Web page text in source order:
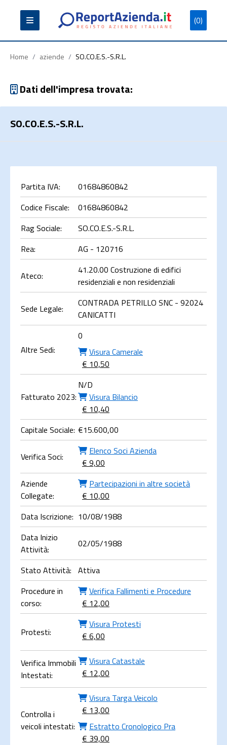
(0)
Partita
Iva
Codice
Fiscale
Ragione
Sociale
Cerca
Home / aziende / SO.CO.E.S.-S.R.L.
Dati dell'impresa trovata:
SO.CO.E.S.-S.R.L.
Partita IVA:
01684860842
Codice Fiscale:
01684860842
Rag Sociale:
SO.CO.E.S.-S.R.L.
Rea:
AG - 120716
Ateco:
41.20.00 Costruzione di edifici
residenziali e non residenziali
Sede Legale:
CONTRADA PETRILLO SNC - 92024
CANICATTI
Altre Sedi:
0
Visura Camerale
€ 10,50
Fatturato 2023:
N/D
Visura Bilancio
€ 10,40
Capitale Sociale: €15.600,00
Verifica Soci:
Elenco Soci Azienda
€ 9,00
Aziende
Collegate:
Partecipazioni in altre società
€ 10,00
Data Iscrizione: 10/08/1988
Data Inizio
Attività:
02/05/1988
Stato Attività: Attiva
Procedure in
corso:
Verifica Fallimenti e Procedure
€ 12,00
Protesti:
Visura Protesti
€ 6,00
Verifica Immobili
Intestati:
Visura Catastale
€ 12,00
Controlla i
veicoli intestati:
Visura Targa Veicolo
€ 13,00
Estratto Cronologico Pra
€ 39,00